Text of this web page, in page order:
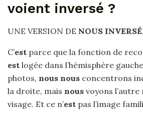
voient inversé ?
UNE VERSION DE NOUS
C’est parce que la fonction de
est logée dans l’hémisphère
photos, nous nous concentrons
la droite, mais nous voyons
visage. Et ce n’est pas l’image